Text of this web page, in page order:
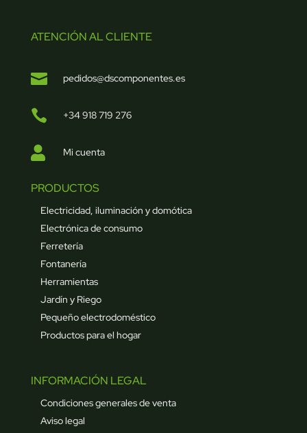
ATENCIÓN AL CLIENTE
 pedidos@dscomponentes.es
 +34 918 719 276
 Mi cuenta
PRODUCTOS
Electricidad, iluminación y domótica
Electrónica de consumo
Ferretería
Fontanería
Herramientas
Jardín y Riego
Pequeño electrodoméstico
Productos para el hogar
INFORMACIÓN LEGAL
Condiciones generales de venta
Aviso legal